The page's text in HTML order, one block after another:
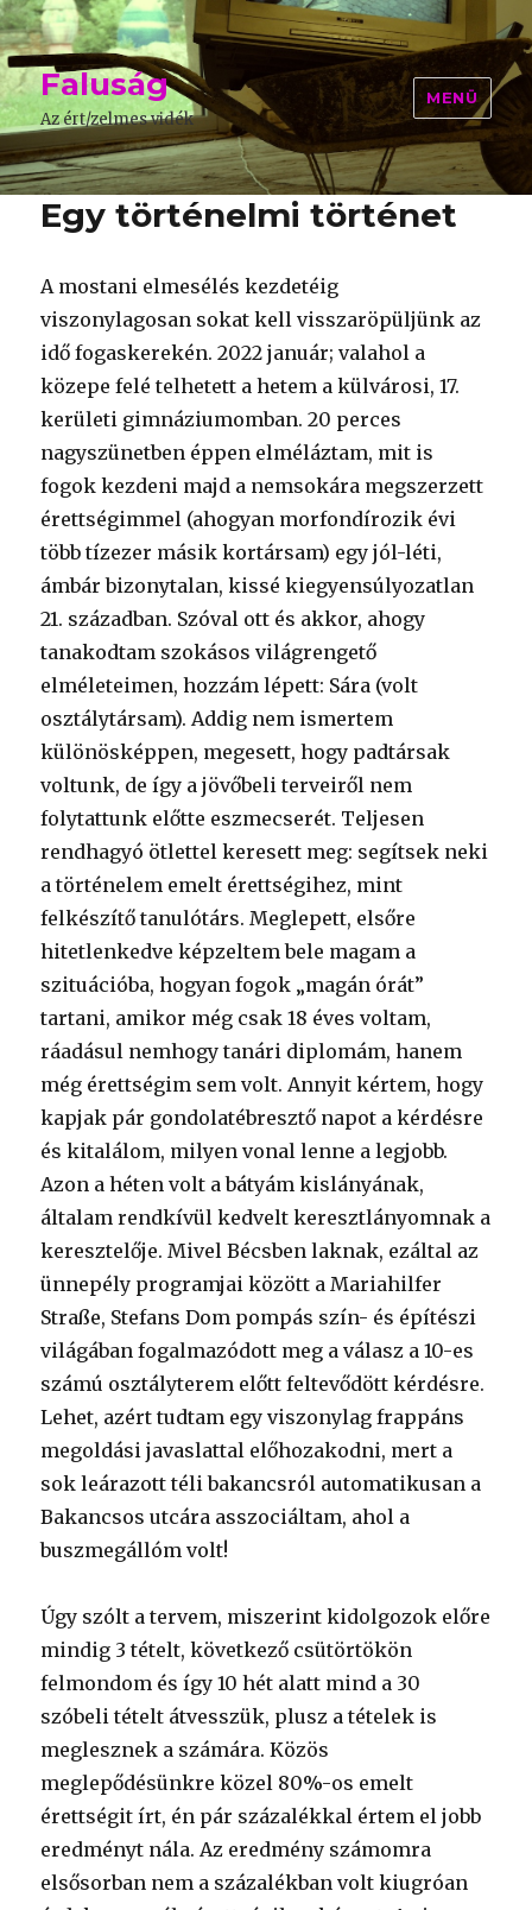
Faluság
Az ért/zelmes vidék
MENÜ
Egy történelmi történet
A mostani elmesélés kezdetéig
viszonylagosan sokat kell visszaröpüljünk az
idő fogaskerekén. 2022 január; valahol a
közepe felé telhetett a hetem a külvárosi, 17.
kerületi gimnáziumomban. 20 perces
nagyszünetben éppen elméláztam, mit is
fogok kezdeni majd a nemsokára megszerzett
érettségimmel (ahogyan morfondírozik évi
több tízezer másik kortársam) egy jól-léti,
ámbár bizonytalan, kissé kiegyensúlyozatlan
21. században. Szóval ott és akkor, ahogy
tanakodtam szokásos világrengető
elméleteimen, hozzám lépett: Sára (volt
osztálytársam). Addig nem ismertem
különösképpen, megesett, hogy padtársak
voltunk, de így a jövőbeli terveiről nem
folytattunk előtte eszmecserét. Teljesen
rendhagyó ötlettel keresett meg: segítsek neki
a történelem emelt érettségihez, mint
felkészítő tanulótárs. Meglepett, elsőre
hitetlenkedve képzeltem bele magam a
szituációba, hogyan fogok „magán órát”
tartani, amikor még csak 18 éves voltam,
ráadásul nemhogy tanári diplomám, hanem
még érettségim sem volt. Annyit kértem, hogy
kapjak pár gondolatébresztő napot a kérdésre
és kitalálom, milyen vonal lenne a legjobb.
Azon a héten volt a bátyám kislányának,
általam rendkívül kedvelt keresztlányomnak a
keresztelője. Mivel Bécsben laknak, ezáltal az
ünnepély programjai között a Mariahilfer
Straße, Stefans Dom pompás szín- és építészi
világában fogalmazódott meg a válasz a 10-es
számú osztályterem előtt feltevődött kérdésre.
Lehet, azért tudtam egy viszonylag frappáns
megoldási javaslattal előhozakodni, mert a
sok leárazott téli bakancsról automatikusan a
Bakancsos utcára asszociáltam, ahol a
buszmegállóm volt!
Úgy szólt a tervem, miszerint kidolgozok előre
mindig 3 tételt, következő csütörtökön
felmondom és így 10 hét alatt mind a 30
szóbeli tételt átvesszük, plusz a tételek is
meglesznek a számára. Közös
meglepődésünkre közel 80%-os emelt
érettségit írt, én pár százalékkal értem el jobb
eredményt nála. Az eredmény számomra
elsősorban nem a százalékban volt kiugróan